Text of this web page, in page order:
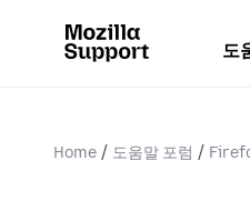
도
Home 도움말 포럼